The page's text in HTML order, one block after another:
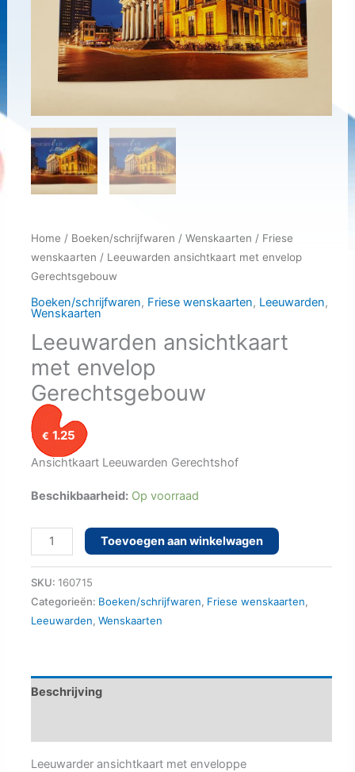
Home / Boeken/schrijfwaren / Wenskaarten / Friese
wenskaarten / Leeuwarden ansichtkaart met envelop
Gerechtsgebouw
Boeken/schrijfwaren, Friese wenskaarten, Leeuwarden,
Wenskaarten
Leeuwarden ansichtkaart
met envelop
Gerechtsgebouw
€ 1.25
Ansichtkaart Leeuwarden Gerechtshof
Beschikbaarheid: Op voorraad
Leeuwarden
ansichtkaart
met
envelop
Gerechtsgebouw
Toevoegen aan winkelwagen
SKU: 160715
Categorieën: Boeken/schrijfwaren, Friese wenskaarten,
Leeuwarden, Wenskaarten
Beschrijving
Leeuwarder ansichtkaart met enveloppe